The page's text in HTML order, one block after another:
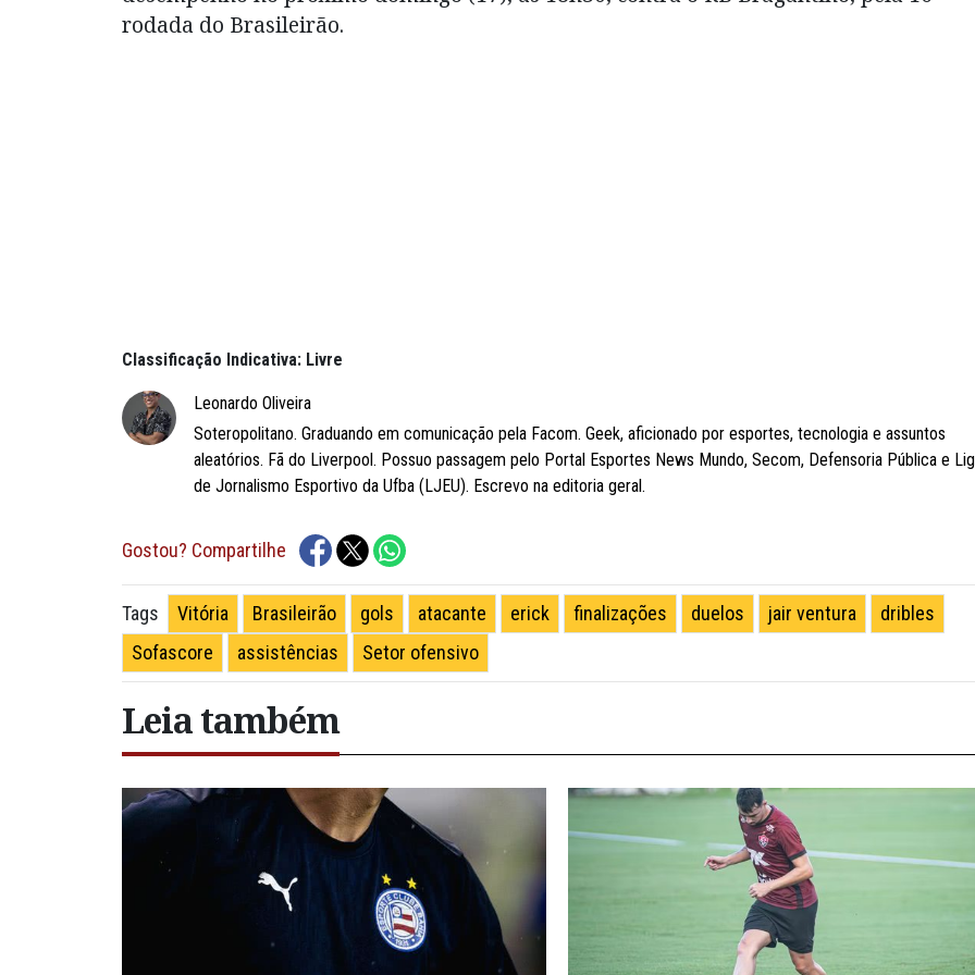
rodada do Brasileirão.
Classificação Indicativa: Livre
Leonardo Oliveira
Soteropolitano. Graduando em comunicação pela Facom. Geek, aficionado por esportes, tecnologia e assuntos
aleatórios. Fã do Liverpool. Possuo passagem pelo Portal Esportes News Mundo, Secom, Defensoria Pública e
de Jornalismo Esportivo da Ufba (LJEU). Escrevo na editoria geral.
Gostou? Compartilhe
Tags Vitória Brasileirão gols atacante erick finalizações duelos jair ventura
dribles
Sofascore
assistências Setor ofensivo
Leia também